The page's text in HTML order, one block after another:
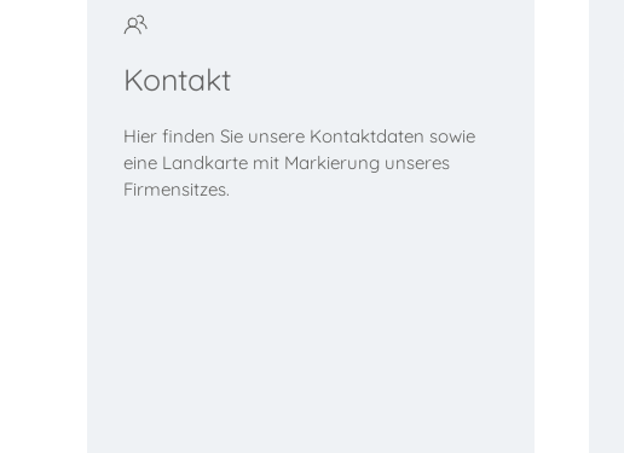
Kontakt
Hier finden Sie unsere Kontaktdaten sowie
eine Landkarte mit Markierung unseres
Firmensitzes.